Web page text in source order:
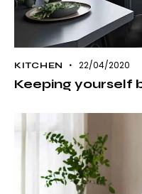
KITCHEN 22/04/2020
Keeping yourself